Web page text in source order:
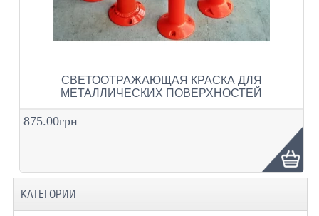
СВЕТООТРАЖАЮЩАЯ КРАСКА ДЛЯ
МЕТАЛЛИЧЕСКИХ ПОВЕРХНОСТЕЙ
875.00грн
КАТЕГОРИИ